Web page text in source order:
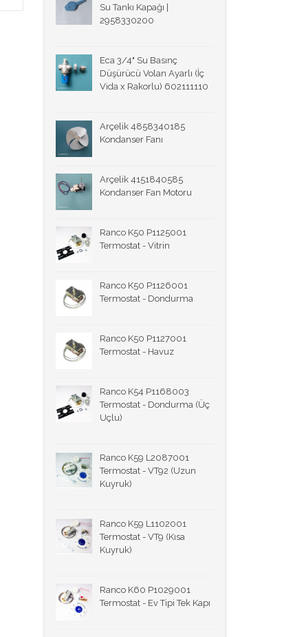
Su Tankı Kapağı |
2958330200
Eca 3/4" Su Basınç
Düşürücü Volan Ayarlı (İç
Vida x Rakorlu) 602111110
Arçelik 4858340185
Kondanser Fanı
Arçelik 4151840585
Kondanser Fan Motoru
Ranco K50 P1125001
Termostat - Vitrin
Ranco K50 P1126001
Termostat - Dondurma
Ranco K50 P1127001
Termostat - Havuz
Ranco K54 P1168003
Termostat - Dondurma (Üç
Uçlu)
Ranco K59 L2087001
Termostat - VT92 (Uzun
Kuyruk)
Ranco K59 L1102001
Termostat - VT9 (Kısa
Kuyruk)
Ranco K60 P1029001
Termostat - Ev Tipi Tek Kapı